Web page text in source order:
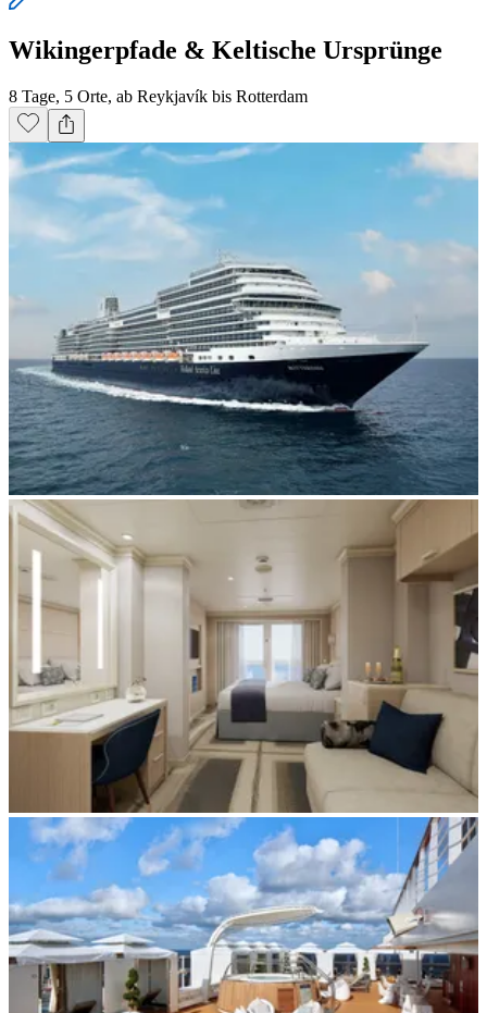
Wikingerpfade & Keltische Ursprünge
8 Tage, 5 Orte, ab Reykjavík bis Rotterdam